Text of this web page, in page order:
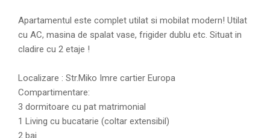
Apartamentul este complet utilat si mobilat modern! Utilat
cu AC, masina de spalat vase, frigider dublu etc. Situat in
cladire cu 2 etaje !
Localizare : Str.Miko Imre cartier Europa
Compartimentare:
3 dormitoare cu pat matrimonial
1 Living cu bucatarie (coltar extensibil)
2 bai